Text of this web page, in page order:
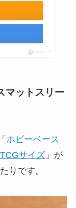
ポチップ
マットスリー
ホビーベース
サイズ」が
りです。